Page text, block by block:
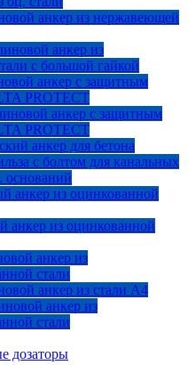
анкер из нержавеющей
анкер из
с большой гайкой
анкер с защитным
PROTECT
анкер с защитным
PROTECT
анкер для бетона
с болтом для канальных
оснований
анкер из оцинкованной
анкер из оцинкованной
анкер из
стали
анкер из стали А4
анкер из
стали
дозаторы